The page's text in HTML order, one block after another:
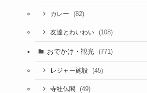
カレー (82)
友達とわいわい (108)
おでかけ・観光 (771)
レジャー施設 (45)
寺社仏閣 (49)